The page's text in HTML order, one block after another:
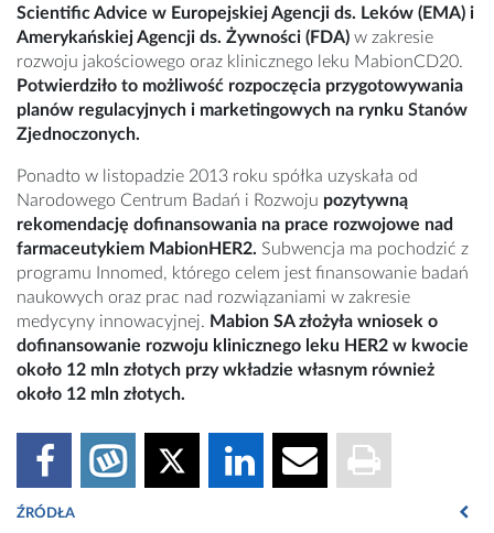
Scientiﬁc Advice w Europejskiej Agencji ds. Leków (EMA) i
Amerykańskiej Agencji ds. Żywności (FDA) w zakresie
rozwoju jakościowego oraz klinicznego leku MabionCD20.
Potwierdziło to możliwość rozpoczęcia przygotowywania
planów regulacyjnych i marketingowych na rynku Stanów
Zjednoczonych.
Ponadto w listopadzie 2013 roku spółka uzyskała od
Narodowego Centrum Badań i Rozwoju pozytywną
rekomendację dofinansowania na prace rozwojowe nad
farmaceutykiem MabionHER2. Subwencja ma pochodzić z
programu Innomed, którego celem jest finansowanie badań
naukowych oraz prac nad rozwiązaniami w zakresie
medycyny innowacyjnej. Mabion SA złożyła wniosek o
dofinansowanie rozwoju klinicznego leku HER2 w kwocie
około 12 mln złotych przy wkładzie własnym również
około 12 mln złotych.
ŹRÓDŁA